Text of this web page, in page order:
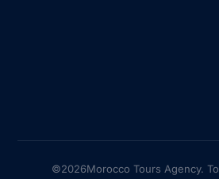
©2026Morocco Tours Agency.